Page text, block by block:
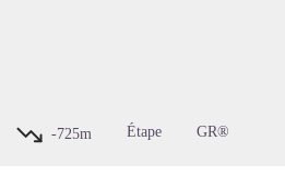
-725m Étape GR®